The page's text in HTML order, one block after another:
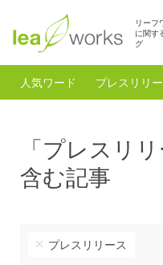
リーフ
に関す
グ
人気ワード プレスリリ
「プレスリ
含む記事
プレスリリース